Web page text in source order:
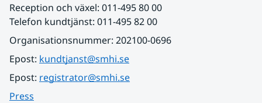
Reception och växel: 011-495 80 00
Telefon kundtjänst: 011-495 82 00
Organisationsnummer: 202100-0696
Epost: kundtjanst@smhi.se
Epost: registrator@smhi.se
Press